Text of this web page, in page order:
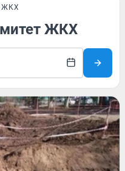
ЖКХ
ЖКХ